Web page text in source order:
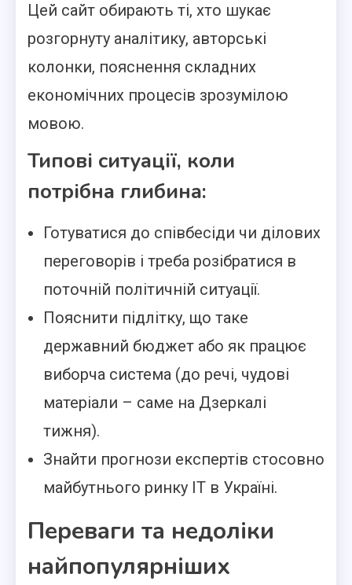
Цей сайт обирають ті, хто шукає
розгорнуту аналітику, авторські
колонки, пояснення складних
економічних процесів зрозумілою
мовою.
Типові ситуації, коли
потрібна глибина:
Готуватися до співбесіди чи ділових
переговорів і треба розібратися в
поточній політичній ситуації.
Пояснити підлітку, що таке
державний бюджет або як працює
виборча система (до речі, чудові
матеріали – саме на Дзеркалі
тижня).
Знайти прогнози експертів стосовно
майбутнього ринку ІТ в Україні.
Переваги та недоліки
найпопулярніших